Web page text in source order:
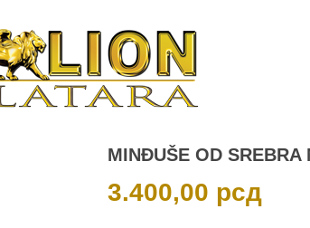
MINĐUŠE OD SREBRA
3.400,00 рсд